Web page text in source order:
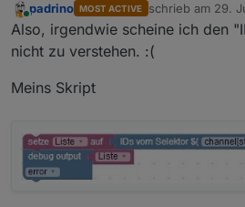
Online
padrino MOST ACTIVE schrieb am 29.
zuletzt editiert
Also, irgendwie scheine ich den
nicht zu verstehen. :(
Meins Skript